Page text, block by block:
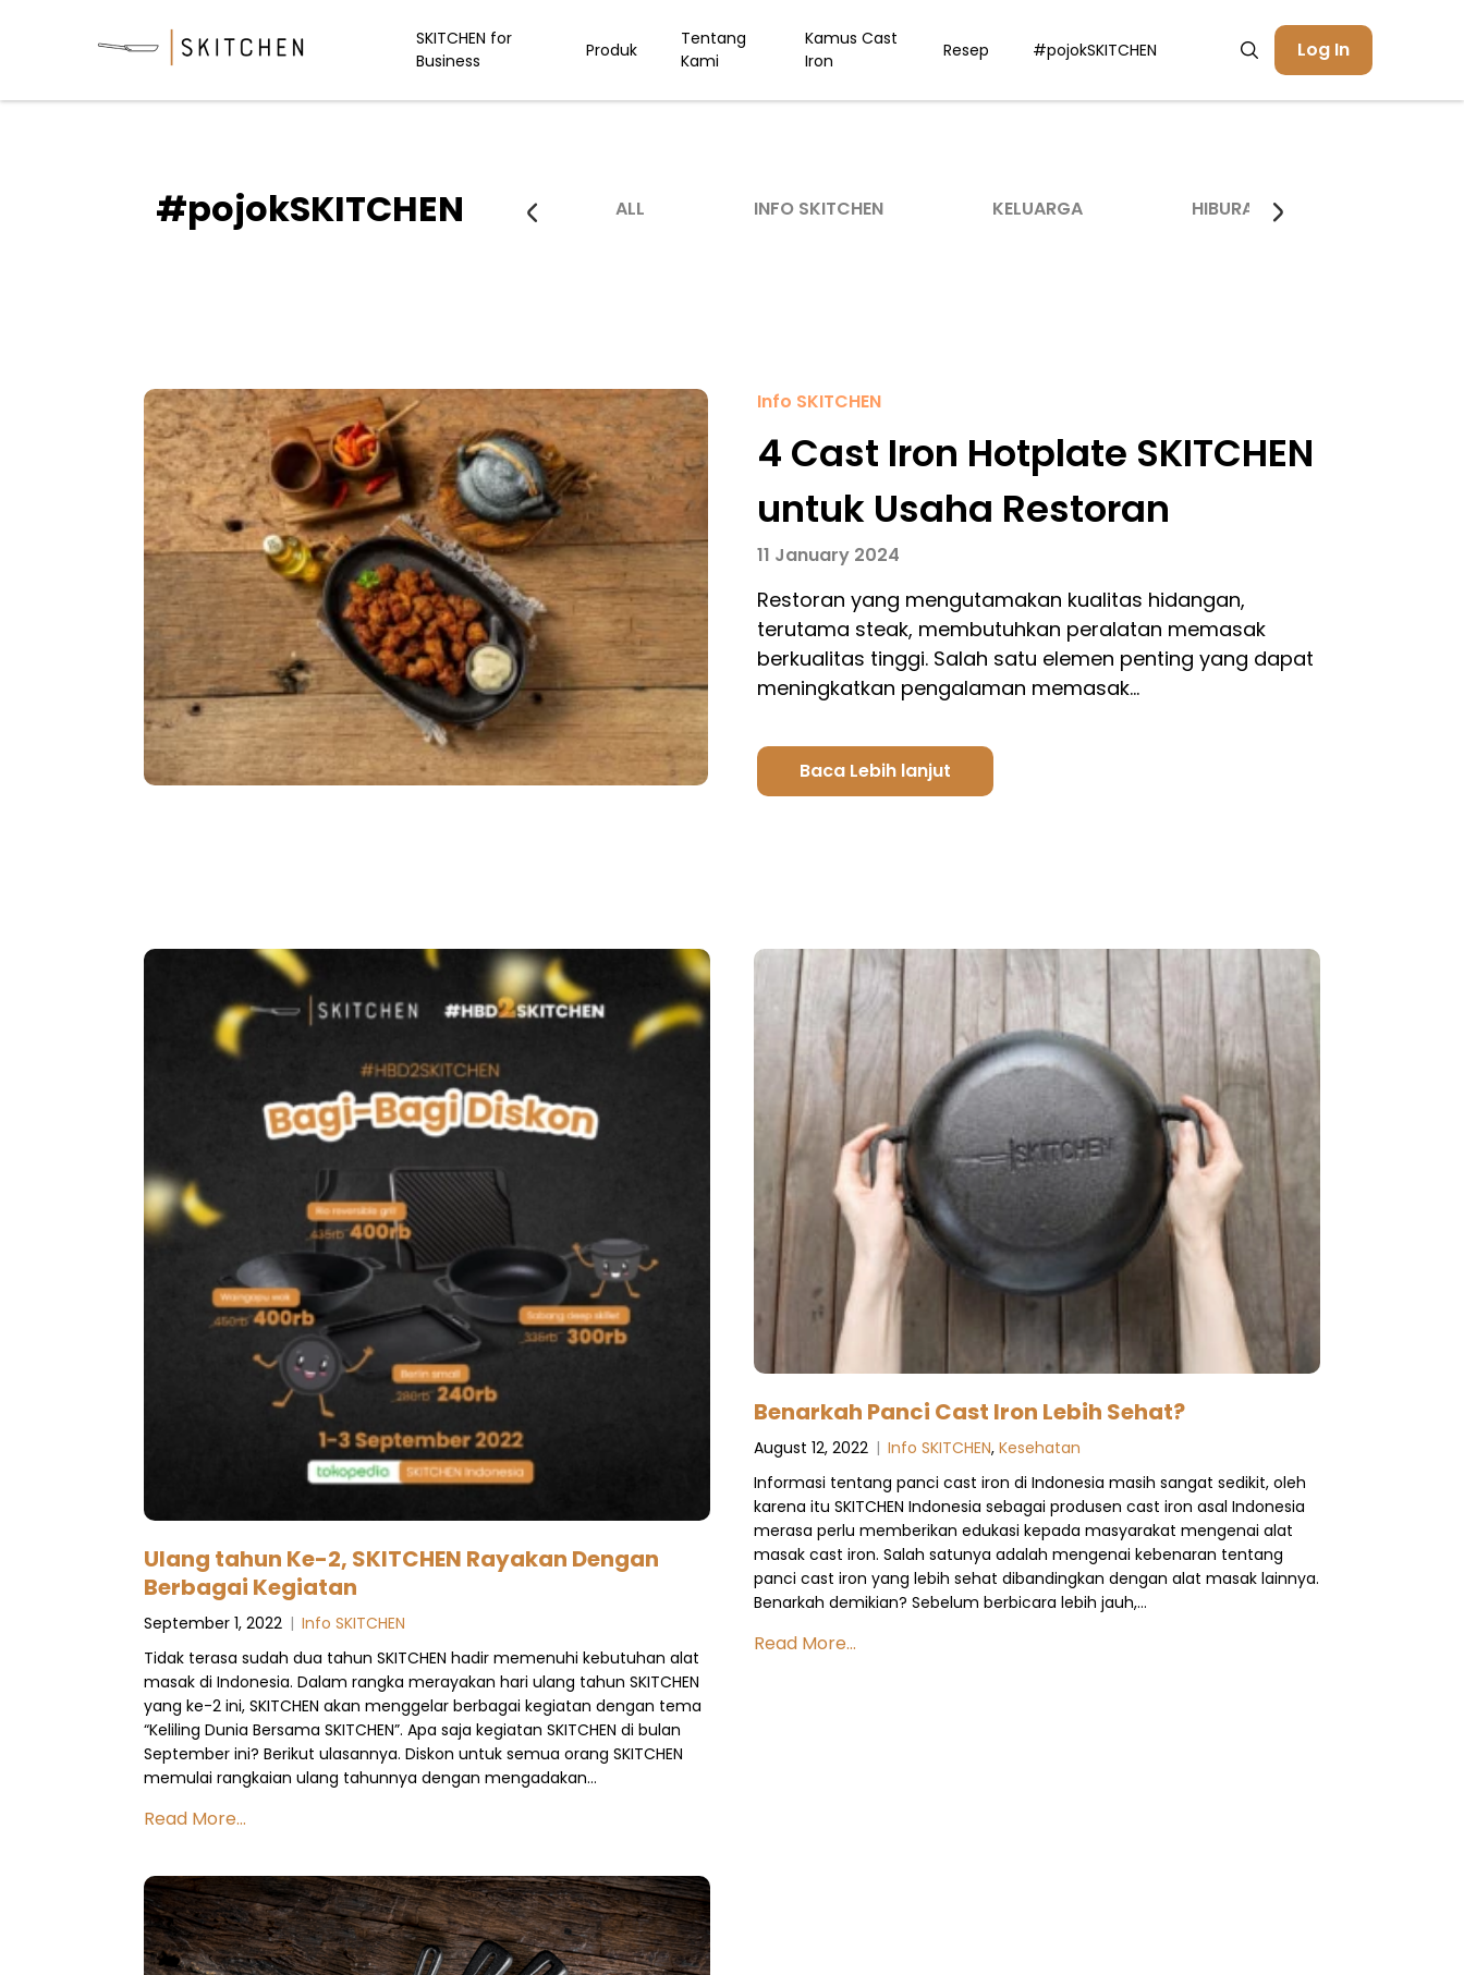
SKITCHEN for
Business
Produk
Tentang
Kami
Kamus Cast
Iron
Resep #pojokSKITCHEN Log In
#pojokSKITCHEN ALL INFO SKITCHEN KELUARGA HIBURAN
Info SKITCHEN
4 Cast Iron Hotplate SKITCHEN
untuk Usaha Restoran
11 January 2024
Restoran yang mengutamakan kualitas hidangan,
terutama steak, membutuhkan peralatan memasak
berkualitas tinggi. Salah satu elemen penting yang dapat
meningkatkan pengalaman memasak…
Baca Lebih lanjut
Ulang tahun Ke-2, SKITCHEN Rayakan Dengan
Berbagai Kegiatan
September 1, 2022 | Info SKITCHEN
Tidak terasa sudah dua tahun SKITCHEN hadir memenuhi kebutuhan alat
masak di Indonesia. Dalam rangka merayakan hari ulang tahun SKITCHEN
yang ke-2 ini, SKITCHEN akan menggelar berbagai kegiatan dengan tema
“Keliling Dunia Bersama SKITCHEN”. Apa saja kegiatan SKITCHEN di bulan
September ini? Berikut ulasannya. Diskon untuk semua orang SKITCHEN
memulai rangkaian ulang tahunnya dengan mengadakan…
Read More...
Benarkah Panci Cast Iron Lebih Sehat?
August 12, 2022 | Info SKITCHEN, Kesehatan
Informasi tentang panci cast iron di Indonesia masih sangat sedikit, oleh
karena itu SKITCHEN Indonesia sebagai produsen cast iron asal Indonesia
merasa perlu memberikan edukasi kepada masyarakat mengenai alat
masak cast iron. Salah satunya adalah mengenai kebenaran tentang
panci cast iron yang lebih sehat dibandingkan dengan alat masak lainnya.
Benarkah demikian? Sebelum berbicara lebih jauh,…
Read More...